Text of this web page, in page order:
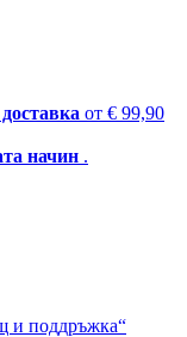
от € 99,90
начин .
и поддръжка“